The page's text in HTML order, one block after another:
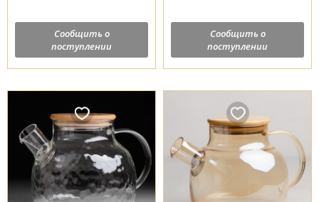
Сообщить о
поступлении
Сообщить о
поступлении